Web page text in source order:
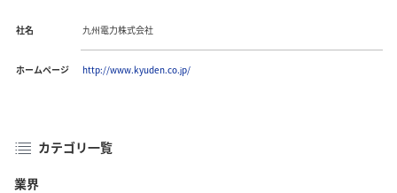
社名 九州電力株式会社
ホームページ http://www.kyuden.co.jp/
カテゴリ一覧
業界